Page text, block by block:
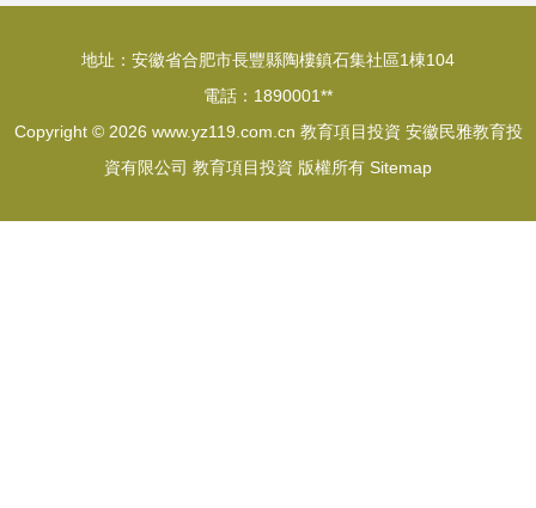
地址：安徽省合肥市長豐縣陶樓鎮石集社區1棟104
電話：1890001**
Copyright © 2026 www.yz119.com.cn 教育項目投資 安徽民雅教育投
資有限公司 教育項目投資 版權所有 Sitemap